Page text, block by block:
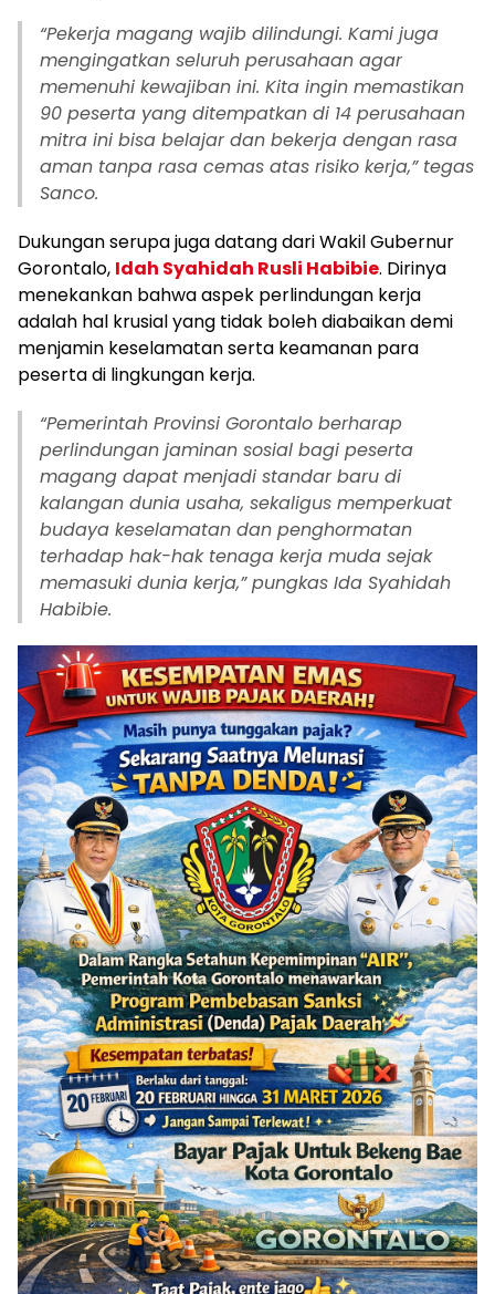
“Pekerja magang wajib dilindungi. Kami juga
mengingatkan seluruh perusahaan agar
memenuhi kewajiban ini. Kita ingin memastikan
90 peserta yang ditempatkan di 14 perusahaan
mitra ini bisa belajar dan bekerja dengan rasa
aman tanpa rasa cemas atas risiko kerja,” tegas
Sanco.‎‎
Dukungan serupa juga datang dari Wakil Gubernur
Gorontalo, Idah Syahidah Rusli Habibie. Dirinya
menekankan bahwa aspek perlindungan kerja
adalah hal krusial yang tidak boleh diabaikan demi
menjamin keselamatan serta keamanan para
peserta di lingkungan kerja.‎‎
“Pemerintah Provinsi Gorontalo berharap
perlindungan jaminan sosial bagi peserta
magang dapat menjadi standar baru di
kalangan dunia usaha, sekaligus memperkuat
budaya keselamatan dan penghormatan
terhadap hak-hak tenaga kerja muda sejak
memasuki dunia kerja,” pungkas Ida Syahidah
Habibie.‎‎